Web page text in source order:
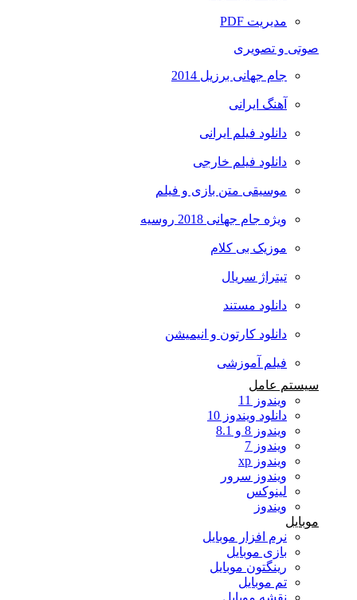
مدیریت PDF
صوتی و تصویری
جام جهانی برزیل 2014
آهنگ ایرانی
دانلود فیلم ایرانی
دانلود فیلم خارجی
موسیقی متن بازی و فیلم
ویژه جام جهانی 2018 روسیه
موزیک بی کلام
تیتراژ سریال
دانلود مستند
دانلود کارتون و انیمیشن
فیلم آموزشی
سیستم عامل
ویندوز 11
دانلود ویندوز 10
ویندوز 8 و 8.1
ویندوز 7
ویندوز xp
ویندوز سرور
لینوکس
ویندوز
موبایل
نرم افزار موبایل
بازی موبایل
رینگتون موبایل
تم موبایل
نقشه موبایل